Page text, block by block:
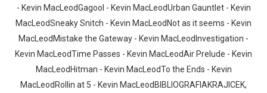
- Kevin MacLeodGagool - Kevin MacLeodUrban Gauntlet - Kevin
MacLeodSneaky Snitch - Kevin MacLeodNot as it seems - Kevin
MacLeodMistake the Gateway - Kevin MacLeodInvestigation -
Kevin MacLeodTime Passes - Kevin MacLeodAir Prelude - Kevin
MacLeodHitman - Kevin MacLeodTo the Ends - Kevin
MacLeodRollin at 5 - Kevin MacLeodBIBLIOGRAFIAKRAJICEK,